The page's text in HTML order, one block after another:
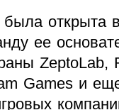
открыта
ее
ZeptoLab,
Games и